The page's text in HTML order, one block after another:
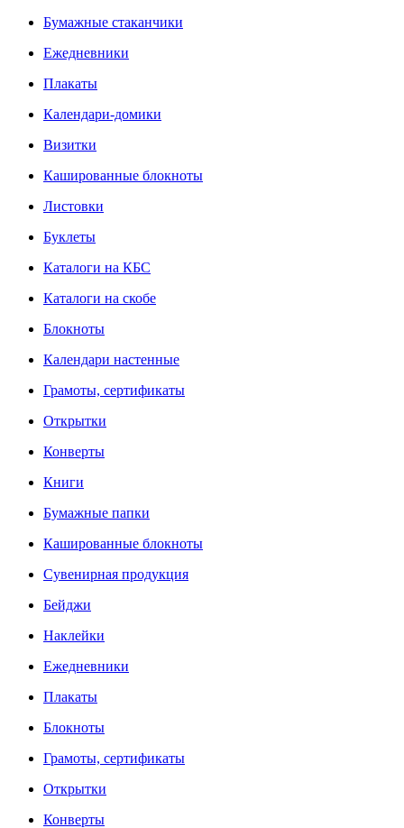
Бумажные стаканчики
Ежедневники
Плакаты
Календари-домики
Визитки
Кашированные блокноты
Листовки
Буклеты
Каталоги на КБС
Каталоги на скобе
Блокноты
Календари настенные
Грамоты, сертификаты
Открытки
Конверты
Книги
Бумажные папки
Кашированные блокноты
Сувенирная продукция
Бейджи
Наклейки
Ежедневники
Плакаты
Блокноты
Грамоты, сертификаты
Открытки
Конверты